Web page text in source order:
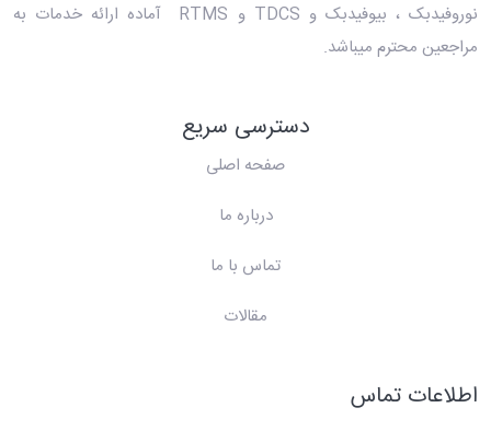
نوروفیدبک ، بیوفیدبک و TDCS و RTMS آماده ارائه خدمات به
مراجعین محترم میباشد.
دسترسی سریع
صفحه اصلی
درباره ما
تماس با ما
مقالات
اطلاعات تماس